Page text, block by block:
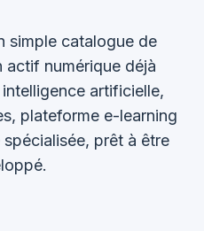
simple catalogue de
numérique déjà
artificielle,
plateforme e-learning
prêt à être